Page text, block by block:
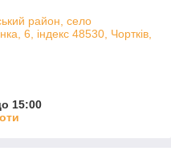
район, село
6, індекс 48530, Чортків,
15:00